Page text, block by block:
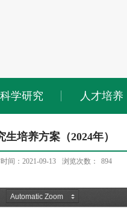
科学研究 人才培养
生培养方案（2024年）
间：2021-09-13 浏览次数： 894